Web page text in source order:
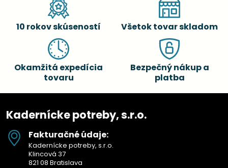
10 rokov skúseností Všetok tovar skladom
Okamžitá expedícia
tovaru
Bezpečný nákup a
platba
Kadernícke potreby, s.r.o.
Fakturačné údaje:
Kadernícke potreby, s.r.o.
Klincová 37
821 08 Bratislava